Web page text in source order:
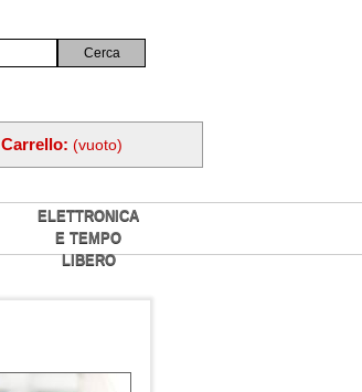
ELETTRONICA
E TEMPO
LIBERO
Carrello: (vuoto)